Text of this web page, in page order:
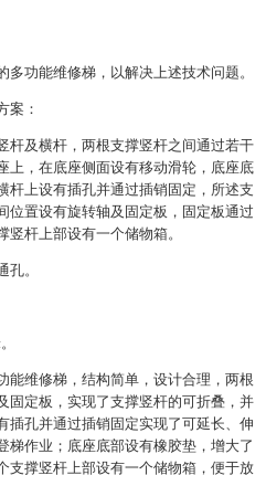
功能维修梯，以解决上述技术问题。
案：
杆及横杆，两根支撑竖杆之间通过若干
上，在底座侧面设有移动滑轮，底座底
杆上设有插孔并通过插销固定，所述支
位置设有旋转轴及固定板，固定板通过
杆上部设有一个储物箱。
。
能维修梯，结构简单，设计合理，两根
固定板，实现了支撑竖杆的可折叠，并
插孔并通过插销固定实现了可延长、伸
梯作业；底座底部设有橡胶垫，增大了
支撑竖杆上部设有一个储物箱，便于放